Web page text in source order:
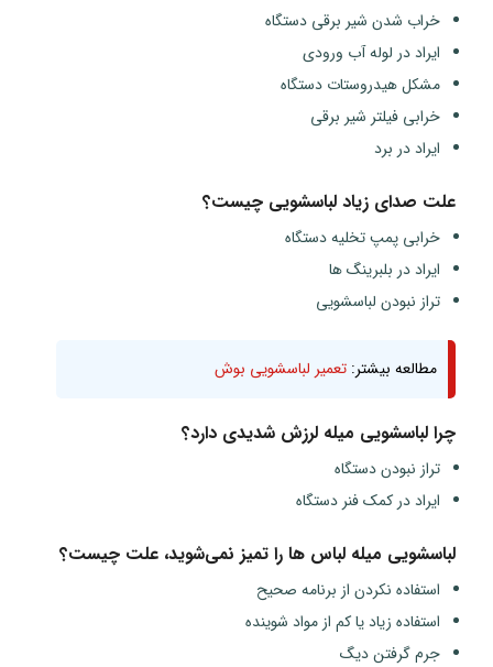
خراب شدن شیر برقی دستگاه
ایراد در لوله آب ورودی
مشکل هیدروستات دستگاه
خرابی فیلتر شیر برقی
ایراد در برد
علت صدای زیاد لباسشویی چیست؟
خرابی پمپ تخلیه دستگاه
ایراد در بلبرینگ ها
تراز نبودن لباسشویی
مطالعه بیشتر: تعمیر لباسشویی بوش
چرا لباسشویی میله لرزش شدیدی دارد؟
تراز نبودن دستگاه
ایراد در کمک فنر دستگاه
لباسشویی میله لباس ها را تمیز نمی‌شوید، علت چیست؟
استفاده نکردن از برنامه صحیح
استفاده زیاد یا کم از مواد شوینده
جرم گرفتن دیگ